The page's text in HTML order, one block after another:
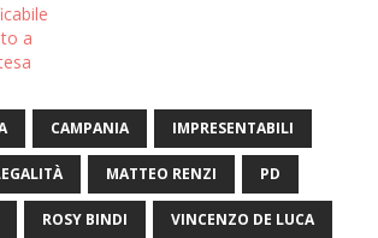
a
CAMPANIA IMPRESENTABILI
MATTEO RENZI PD
ROSY BINDI VINCENZO DE LUCA